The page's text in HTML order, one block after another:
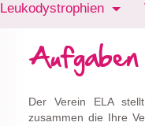
Leukodystrophien
Der Verein ELA
zusammen die Ihre